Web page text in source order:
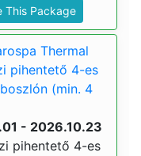
This Package
Thermal
pihentető 4-es
(min. 4
- 2026.10.23
pihentető 4-es